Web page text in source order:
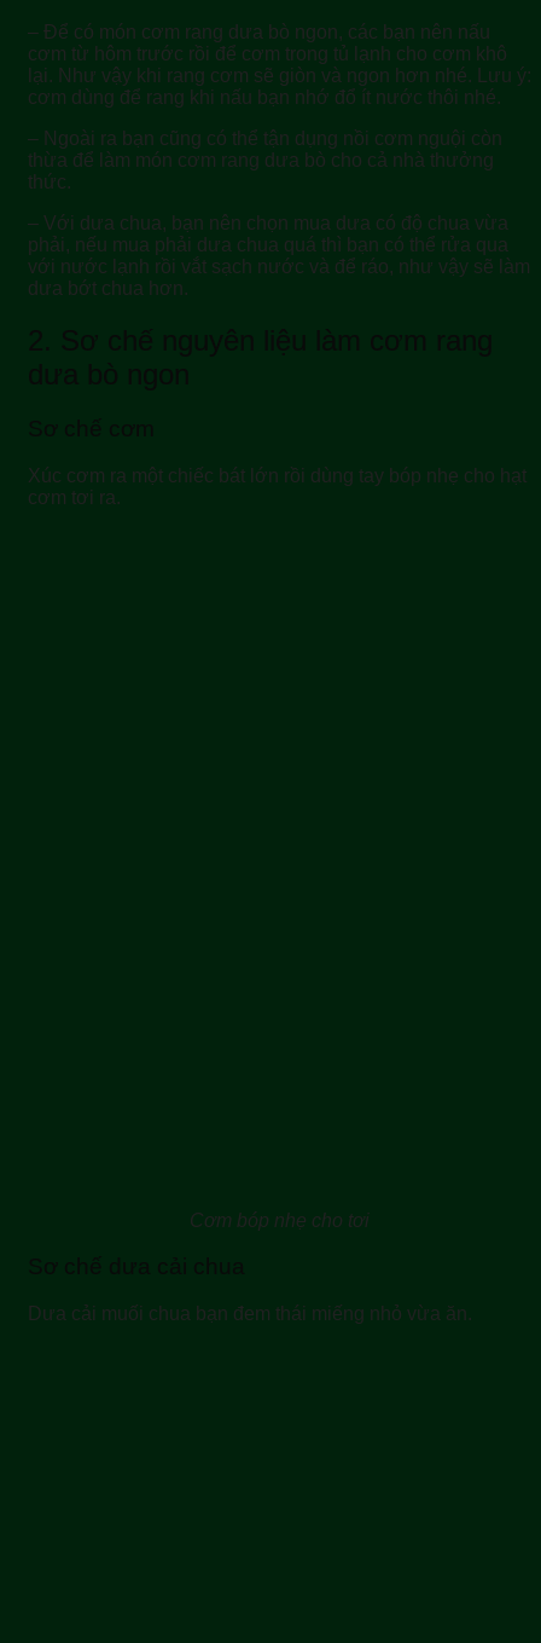
– Để có món cơm rang dưa bò ngon, các bạn nên nấu
cơm từ hôm trước rồi để cơm trong tủ lạnh cho cơm khô
lại. Như vậy khi rang cơm sẽ giòn và ngon hơn nhé. Lưu ý:
cơm dùng để rang khi nấu bạn nhớ đổ ít nước thôi nhé.
– Ngoài ra bạn cũng có thể tận dụng nồi cơm nguội còn
thừa để làm món cơm rang dưa bò cho cả nhà thưởng
thức.
– Với dưa chua, bạn nên chọn mua dưa có độ chua vừa
phải, nếu mua phải dưa chua quá thì bạn có thể rửa qua
với nước lạnh rồi vắt sạch nước và để ráo, như vậy sẽ làm
dưa bớt chua hơn.
2. Sơ chế nguyên liệu làm cơm rang
dưa bò ngon
Sơ chế cơm
Xúc cơm ra một chiếc bát lớn rồi dùng tay bóp nhẹ cho hạt
cơm tơi ra.
Cơm bóp nhẹ cho tơi
Sơ chế dưa cải chua
Dưa cải muối chua bạn đem thái miếng nhỏ vừa ăn.